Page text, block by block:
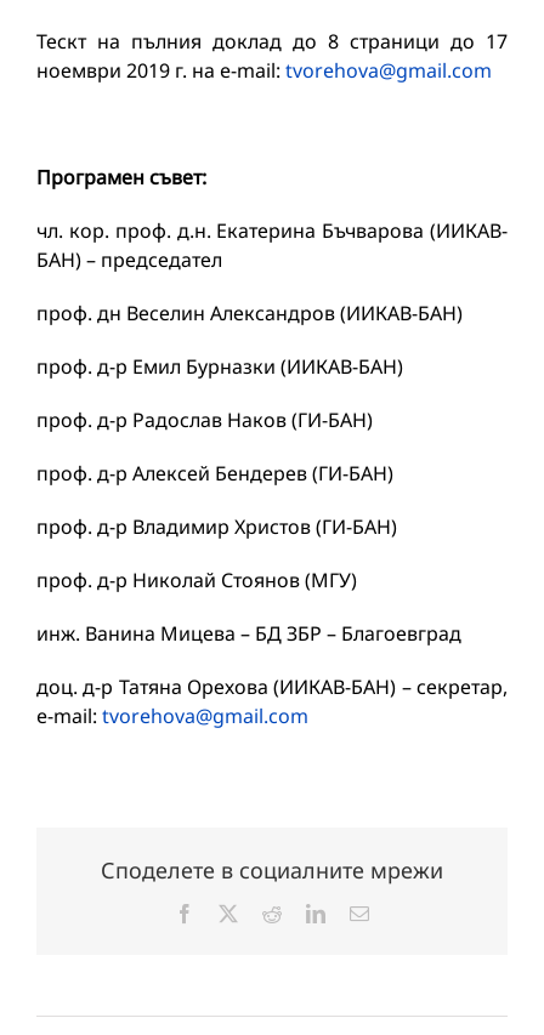
Тескт на пълния доклад до 8 страници до 17
ноември 2019 г. на e-mail: tvorehova@gmail.com
Програмен съвет:
чл. кор. проф. д.н. Екатерина Бъчварова (ИИКАВ-
БАН) – председател
проф. дн Веселин Александров (ИИКАВ-БАН)
проф. д-р Емил Бурназки (ИИКАВ-БАН)
проф. д-р Радослав Наков (ГИ-БАН)
проф. д-р Алексей Бендерев (ГИ-БАН)
проф. д-р Владимир Христов (ГИ-БАН)
проф. д-р Николай Стоянов (МГУ)
инж. Ванина Мицева – БД ЗБР – Благоевград
доц. д-р Татяна Орехова (ИИКАВ-БАН) – секретар,
e-mail: tvorehova@gmail.com
Споделете в социалните мрежи
Facebook RedditLinkedInЕлектронна